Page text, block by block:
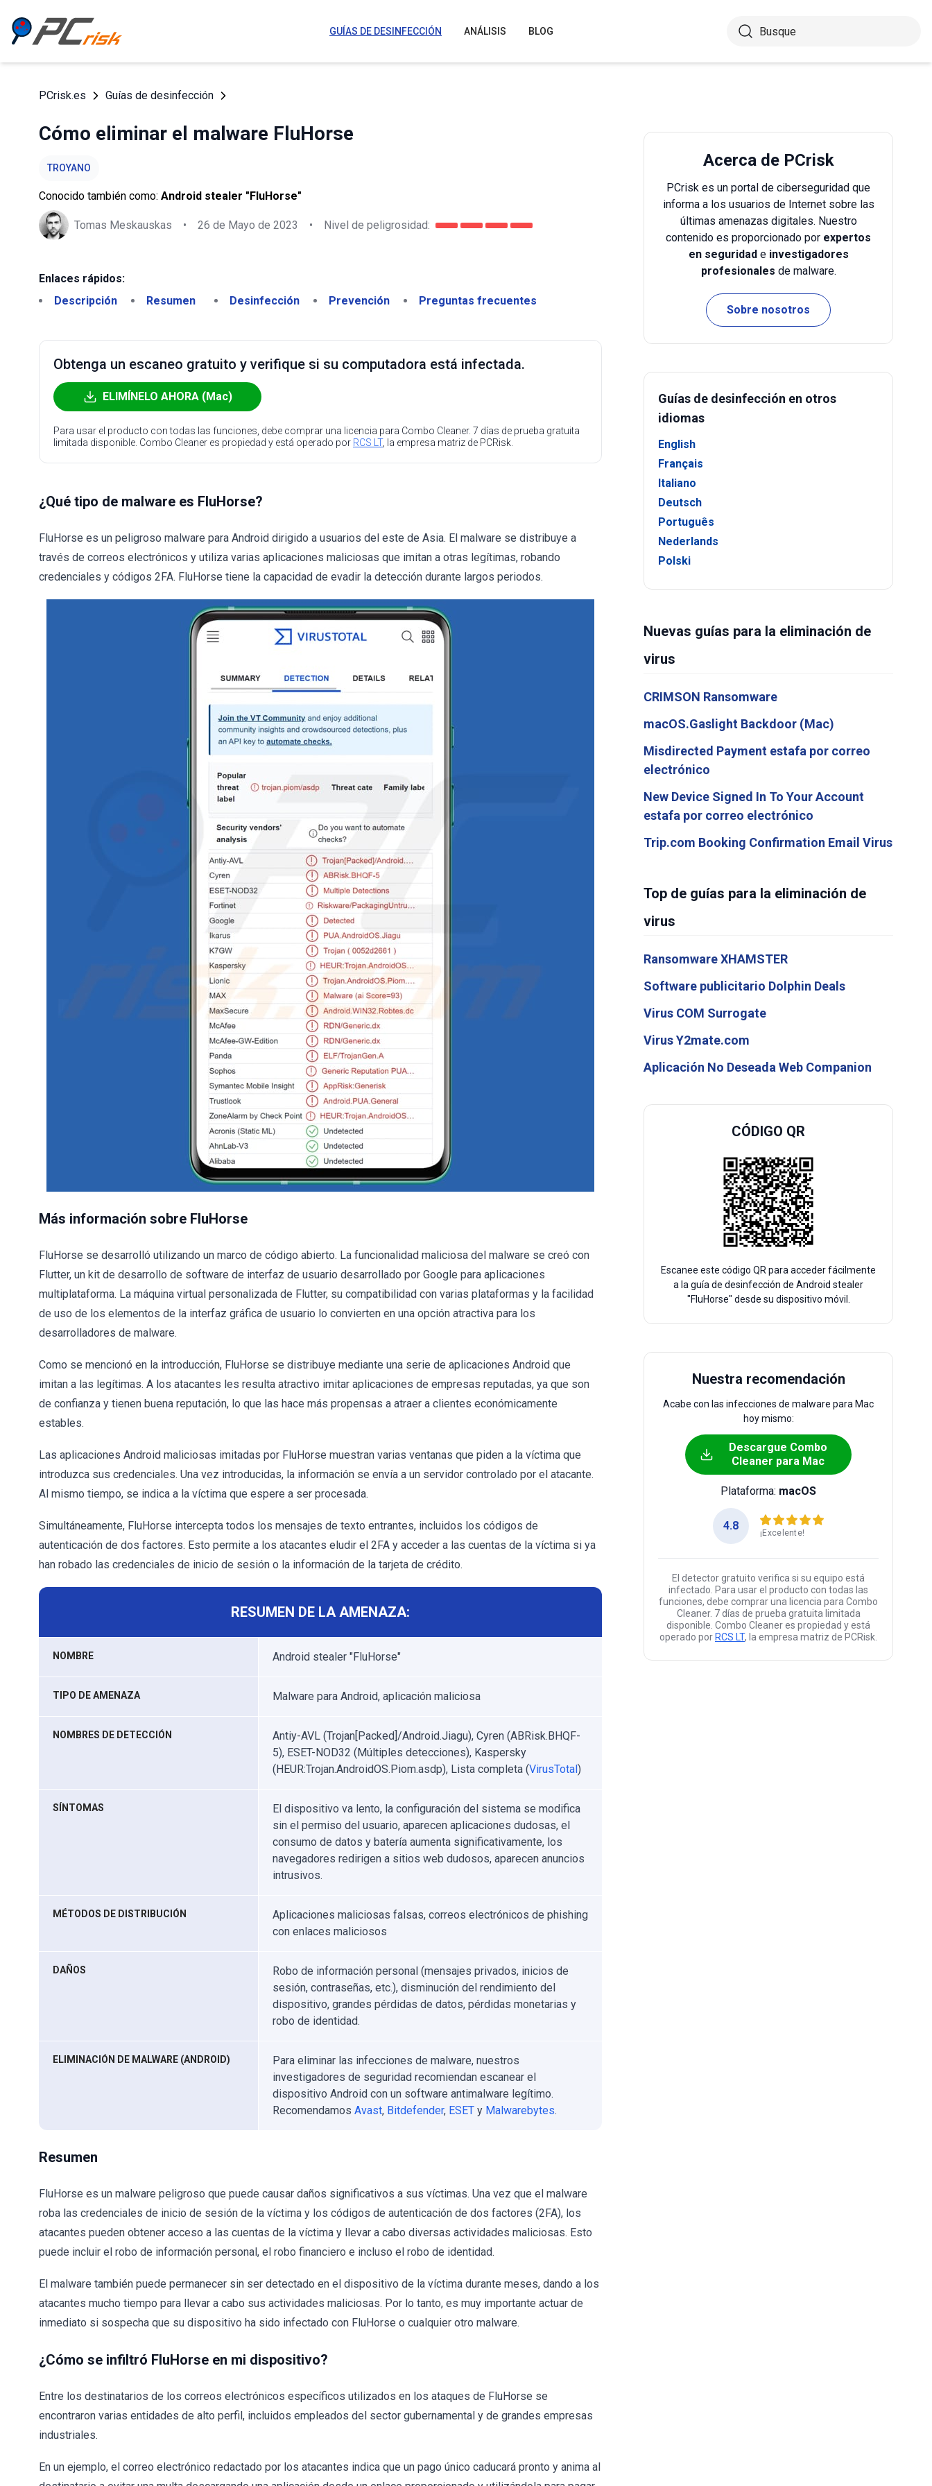
GUÍAS DE DESINFECCIÓN ANÁLISIS BLOG
PCrisk.es Guías de desinfección
Cómo eliminar el malware FluHorse
TROYANO
Conocido también como: Android stealer "FluHorse"
Tomas Meskauskas • 26 de Mayo de 2023 • Nivel de peligrosidad:
Enlaces rápidos:
Descripción
Resumen Desinfección Prevención Preguntas frecuentes
Obtenga un escaneo gratuito y verifique si su computadora está infectada.
ELIMÍNELO AHORA (Mac)
Para usar el producto con todas las funciones, debe comprar una licencia para Combo Cleaner. 7 días de prueba gratuita
limitada disponible. Combo Cleaner es propiedad y está operado por RCS LT, la empresa matriz de PCRisk.
¿Qué tipo de malware es FluHorse?
FluHorse es un peligroso malware para Android dirigido a usuarios del este de Asia. El malware se distribuye a
través de correos electrónicos y utiliza varias aplicaciones maliciosas que imitan a otras legítimas, robando
credenciales y códigos 2FA. FluHorse tiene la capacidad de evadir la detección durante largos periodos.
Más información sobre FluHorse
FluHorse se desarrolló utilizando un marco de código abierto. La funcionalidad maliciosa del malware se creó con
Flutter, un kit de desarrollo de software de interfaz de usuario desarrollado por Google para aplicaciones
multiplataforma. La máquina virtual personalizada de Flutter, su compatibilidad con varias plataformas y la facilidad
de uso de los elementos de la interfaz gráfica de usuario lo convierten en una opción atractiva para los
desarrolladores de malware.
Como se mencionó en la introducción, FluHorse se distribuye mediante una serie de aplicaciones Android que
imitan a las legítimas. A los atacantes les resulta atractivo imitar aplicaciones de empresas reputadas, ya que son
de confianza y tienen buena reputación, lo que las hace más propensas a atraer a clientes económicamente
estables.
Las aplicaciones Android maliciosas imitadas por FluHorse muestran varias ventanas que piden a la víctima que
introduzca sus credenciales. Una vez introducidas, la información se envía a un servidor controlado por el atacante.
Al mismo tiempo, se indica a la víctima que espere a ser procesada.
Simultáneamente, FluHorse intercepta todos los mensajes de texto entrantes, incluidos los códigos de
autenticación de dos factores. Esto permite a los atacantes eludir el 2FA y acceder a las cuentas de la víctima si ya
han robado las credenciales de inicio de sesión o la información de la tarjeta de crédito.
RESUMEN DE LA AMENAZA:
NOMBRE Android stealer "FluHorse"
TIPO DE AMENAZA Malware para Android, aplicación maliciosa
NOMBRES DE DETECCIÓN
Antiy-AVL (Trojan[Packed]/Android.Jiagu), Cyren (ABRisk.BHQF-
5), ESET-NOD32 (Múltiples detecciones), Kaspersky
(HEUR:Trojan.AndroidOS.Piom.asdp), Lista completa (VirusTotal)
SÍNTOMAS
El dispositivo va lento, la configuración del sistema se modifica
sin el permiso del usuario, aparecen aplicaciones dudosas, el
consumo de datos y batería aumenta significativamente, los
navegadores redirigen a sitios web dudosos, aparecen anuncios
intrusivos.
MÉTODOS DE DISTRIBUCIÓN
Aplicaciones maliciosas falsas, correos electrónicos de phishing
con enlaces maliciosos
DAÑOS
Robo de información personal (mensajes privados, inicios de
sesión, contraseñas, etc.), disminución del rendimiento del
dispositivo, grandes pérdidas de datos, pérdidas monetarias y
robo de identidad.
ELIMINACIÓN DE MALWARE (ANDROID)
Para eliminar las infecciones de malware, nuestros
investigadores de seguridad recomiendan escanear el
dispositivo Android con un software antimalware legítimo.
Recomendamos Avast, Bitdefender, ESET y Malwarebytes.
Resumen
FluHorse es un malware peligroso que puede causar daños significativos a sus víctimas. Una vez que el malware
roba las credenciales de inicio de sesión de la víctima y los códigos de autenticación de dos factores (2FA), los
atacantes pueden obtener acceso a las cuentas de la víctima y llevar a cabo diversas actividades maliciosas. Esto
puede incluir el robo de información personal, el robo financiero e incluso el robo de identidad.
El malware también puede permanecer sin ser detectado en el dispositivo de la víctima durante meses, dando a los
atacantes mucho tiempo para llevar a cabo sus actividades maliciosas. Por lo tanto, es muy importante actuar de
inmediato si sospecha que su dispositivo ha sido infectado con FluHorse o cualquier otro malware.
¿Cómo se infiltró FluHorse en mi dispositivo?
Entre los destinatarios de los correos electrónicos específicos utilizados en los ataques de FluHorse se
encontraron varias entidades de alto perfil, incluidos empleados del sector gubernamental y de grandes empresas
industriales.
En un ejemplo, el correo electrónico redactado por los atacantes indica que un pago único caducará pronto y anima al
Acerca de PCrisk
PCrisk es un portal de ciberseguridad que
informa a los usuarios de Internet sobre las
últimas amenazas digitales. Nuestro
contenido es proporcionado por expertos
en seguridade investigadores
profesionales de malware.
Sobre nosotros
Guías de desinfección en otros
idiomas
English
Français
Italiano
Deutsch
Português
Nederlands
Polski
Nuevas guías para la eliminación de
virus
CRIMSON Ransomware
macOS.Gaslight Backdoor (Mac)
Misdirected Payment estafa por correo
electrónico
New Device Signed In To Your Account
estafa por correo electrónico
Trip.com Booking Confirmation Email Virus
Top de guías para la eliminación de
virus
Ransomware XHAMSTER
Software publicitario Dolphin Deals
Virus COM Surrogate
Virus Y2mate.com
Aplicación No Deseada Web Companion
CÓDIGO QR
Escanee este código QR para acceder fácilmente
a la guía de desinfección de Android stealer
"FluHorse" desde su dispositivo móvil.
Nuestra recomendación
Acabe con las infecciones de malware para Mac
hoy mismo:
Descargue Combo
Cleaner para Mac
Plataforma: macOS
4.8
¡Excelente!
El detector gratuito verifica si su equipo está
infectado. Para usar el producto con todas las
funciones, debe comprar una licencia para Combo
Cleaner. 7 días de prueba gratuita limitada
disponible. Combo Cleaner es propiedad y está
operado por RCS LT, la empresa matriz de PCRisk.